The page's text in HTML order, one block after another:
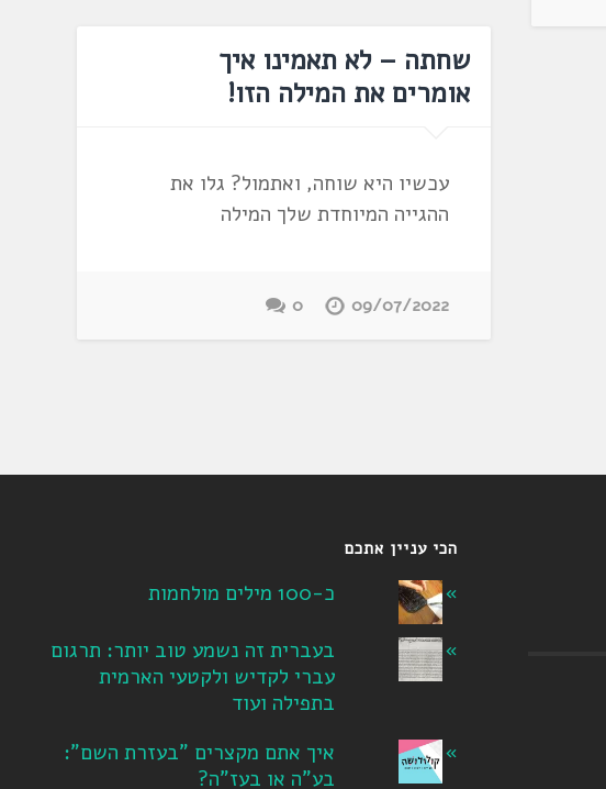
שחתה – לא תאמינו איך
אומרים את המילה הזו!
עכשיו היא שוחה, ואתמול? גלו את
ההגייה המיוחדת שלך המילה
09/07/2022
0
הכי עניין אתכם
כ-100 מילים מולחמות
בעברית זה נשמע טוב יותר: תרגום
עברי לקדיש ולקטעי הארמית
בתפילה ועוד
איך אתם מקצרים "בעזרת השם":
בע"ה או בעז"ה?